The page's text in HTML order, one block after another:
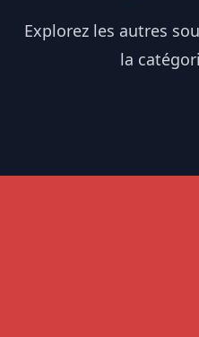
Explorez les autres
la